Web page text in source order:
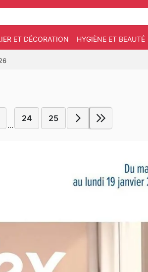
ET DÉCORATION HYGIÈNE ET BEAUTÉ
...
24 25